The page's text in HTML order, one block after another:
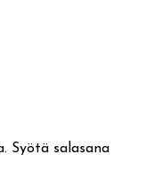
Syötä salasana